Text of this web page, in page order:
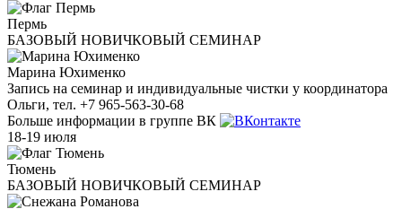
Пермь
БАЗОВЫЙ НОВИЧКОВЫЙ СЕМИНАР
Марина Юхименко
Запись на семинар и индивидуальные чистки у координатора
Ольги, тел. +7 965-563-30-68
Больше информации в группе ВК
18-19 июля
Тюмень
БАЗОВЫЙ НОВИЧКОВЫЙ СЕМИНАР